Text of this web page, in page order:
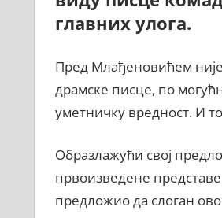
главних улога.
Пред Млађеновићем
драмске писце, по
уметничку вредност. И
Образлажући свој
првоизведене
предложио да слоган